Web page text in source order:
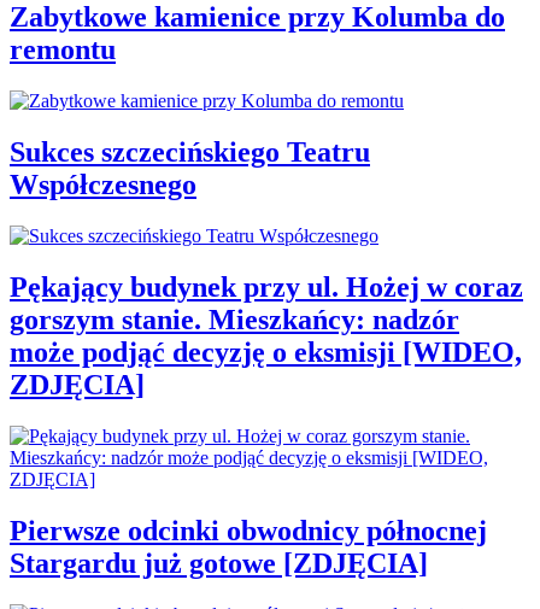
Zabytkowe kamienice przy Kolumba do
remontu
Sukces szczecińskiego Teatru
Współczesnego
Pękający budynek przy ul. Hożej w coraz
gorszym stanie. Mieszkańcy: nadzór
może podjąć decyzję o eksmisji [WIDEO,
ZDJĘCIA]
Pierwsze odcinki obwodnicy północnej
Stargardu już gotowe [ZDJĘCIA]